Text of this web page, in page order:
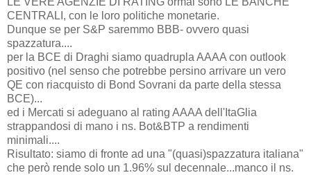
CENTRALI, con le loro politiche monetarie.
Dunque se per S&P saremmo BBB- ovvero quasi
spazzatura....
per la BCE di Draghi siamo quadrupla AAAA con outlook
positivo (nel senso che potrebbe persino arrivare un vero
QE con riacquisto di Bond Sovrani da parte della stessa
BCE)...
ed i Mercati si adeguano al rating AAAA dell'ItaGlia
strappandosi di mano i ns. Bot&BTP a rendimenti
minimali....
Risultato: siamo di fronte ad una "(quasi)spazzatura italiana"
che però rende solo un 1.96% sul decennale...manco il ns.